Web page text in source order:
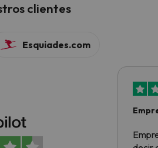
clientes
Esquiades.com